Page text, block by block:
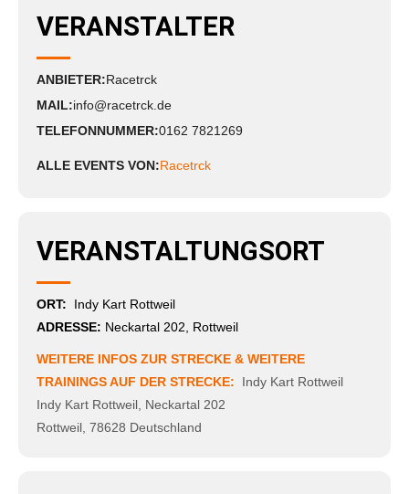
VERANSTALTER
ANBIETER:Racetrck
MAIL:info@racetrck.de
TELEFONNUMMER:0162 7821269
ALLE EVENTS VON:Racetrck
VERANSTALTUNGSORT
ORT: Indy Kart Rottweil
ADRESSE: Neckartal 202, Rottweil
WEITERE INFOS ZUR STRECKE & WEITERE
TRAININGS AUF DER STRECKE: Indy Kart Rottweil
Indy Kart Rottweil Neckartal 202
Rottweil 78628 Deutschland